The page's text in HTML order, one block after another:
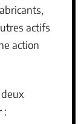
actifs
action
: